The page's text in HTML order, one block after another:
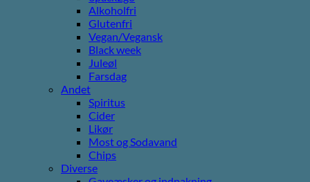
Alkoholfri
Glutenfri
Vegan/Vegansk
Black week
Juleøl
Farsdag
Andet
Spiritus
Cider
Likør
Most og Sodavand
Chips
Diverse